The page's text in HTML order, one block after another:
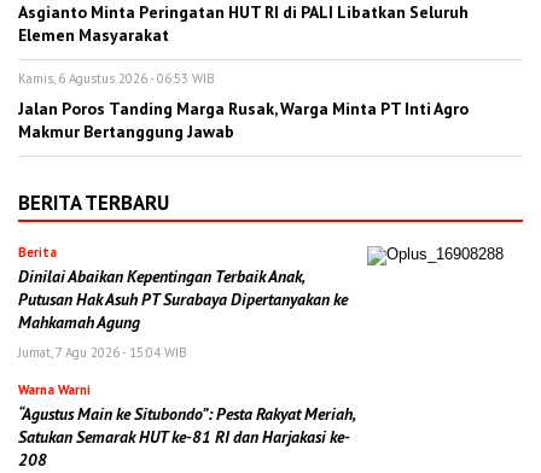
Asgianto Minta Peringatan HUT RI di PALI Libatkan Seluruh
Elemen Masyarakat
Kamis, 6 Agustus 2026 - 06:53 WIB
Jalan Poros Tanding Marga Rusak, Warga Minta PT Inti Agro
Makmur Bertanggung Jawab
BERITA TERBARU
Berita
Dinilai Abaikan Kepentingan Terbaik Anak,
Putusan Hak Asuh PT Surabaya Dipertanyakan ke
Mahkamah Agung
Jumat, 7 Agu 2026 - 15:04 WIB
Warna Warni
“Agustus Main ke Situbondo”: Pesta Rakyat Meriah,
Satukan Semarak HUT ke-81 RI dan Harjakasi ke-
208